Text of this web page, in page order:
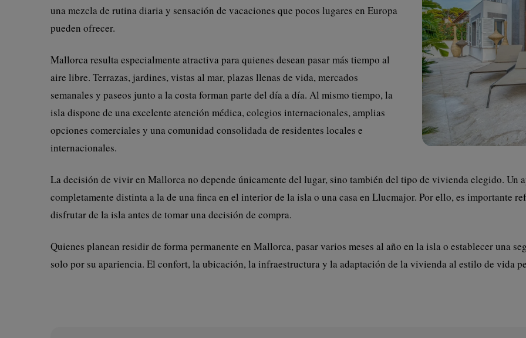
una mezcla de rutina diaria y sensación de vacaciones que pocos lugares en Europa
pueden ofrecer.
Mallorca resulta especialmente atractiva para quienes desean pasar más tiempo al
aire libre. Terrazas, jardines, vistas al mar, plazas llenas de vida, mercados
semanales y paseos junto a la costa forman parte del día a día. Al mismo tiempo, la
isla dispone de una excelente atención médica, colegios internacionales, amplias
opciones comerciales y una comunidad consolidada de residentes locales e
internacionales.
La decisión de vivir en Mallorca no depende únicamente del lugar, sino también del tipo de vivienda elegido. Un
completamente distinta a la de una finca en el interior de la isla o una casa en Llucmajor. Por ello, es importante
disfrutar de la isla antes de tomar una decisión de compra.
Quienes planean residir de forma permanente en Mallorca, pasar varios meses al año en la isla o establecer una
solo por su apariencia. El confort, la ubicación, la infraestructura y la adaptación de la vivienda al estilo de vida